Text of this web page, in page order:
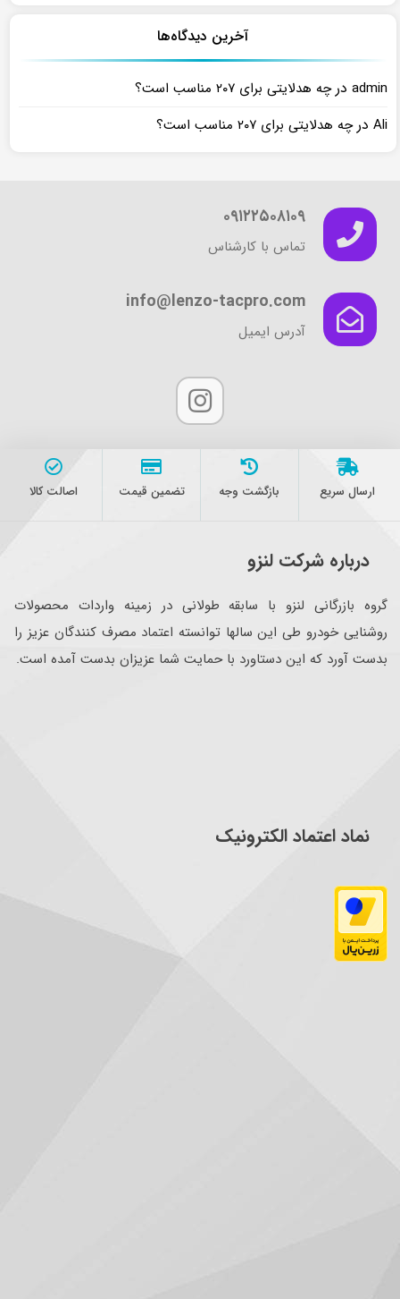
آخرین دیدگاه‌ها
admin درچه هدلایتی برای ۲۰۷ مناسب است؟
Ali درچه هدلایتی برای ۲۰۷ مناسب است؟
۰۹۱۲۲۵۰۸۱۰۹
تماس با کارشناس
info@lenzo-tacpro.com
آدرس ایمیل
ارسال سریع بازگشت وجه تضمین قیمت اصالت کالا
درباره شرکت لنزو
گروه بازرگانی لنزو با سابقه طولانی در زمینه واردات محصولات
روشنایی خودرو طی این سالها توانسته اعتماد مصرف کنندگان عزیز را
بدست آورد که این دستاورد با حمایت شما عزیزان بدست آمده است.
نماد اعتماد الکترونیک